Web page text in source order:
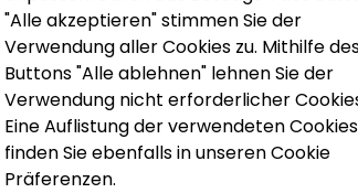
"Alle akzeptieren" stimmen Sie der
Verwendung aller Cookies zu. Mithilfe
Buttons "Alle ablehnen" lehnen Sie der
Verwendung nicht erforderlicher
Eine Auflistung der verwendeten Cookies
finden Sie ebenfalls in unseren Cookie
Präferenzen.